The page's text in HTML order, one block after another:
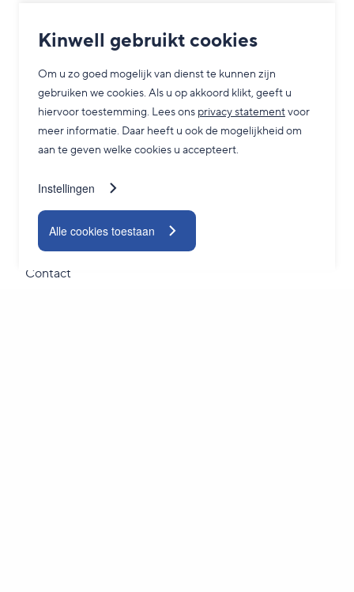
Kinwell gebruikt cookies
Om u zo goed mogelijk van dienst te kunnen zijn
gebruiken we cookies. Als u op akkoord klikt, geeft u
hiervoor toestemming. Lees ons privacy statementvoor
meer informatie. Daar heeft u ook de mogelijkheid om
aan te geven welke cookies u accepteert.
Instellingen
Alle cookies toestaan
MKB
Zorg
Grootzakelijk
Service
Adviesgesprek
24/7 Servicedesk
TeamViewer
Contact